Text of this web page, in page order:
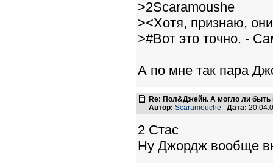
>2Scaramoushe
><Хотя, признаю,
>#Вот это точно. -
А по мне так пара
Re: Пол&Джейн. А могло ли быть
Автор: Scaramouche Дата:
2 Стас
Ну Джордж вообще